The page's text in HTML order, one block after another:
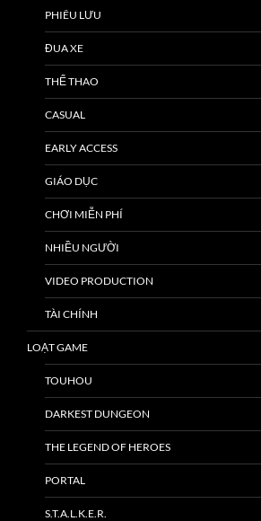
PHIÊU LƯU
ĐUA XE
THỂ THAO
CASUAL
EARLY ACCESS
GIÁO DỤC
CHƠI MIỄN PHÍ
NHIỀU NGƯỜI
VIDEO PRODUCTION
TÀI CHÍNH
LOẠT GAME
TOUHOU
DARKEST DUNGEON
THE LEGEND OF HEROES
PORTAL
S.T.A.L.K.E.R.